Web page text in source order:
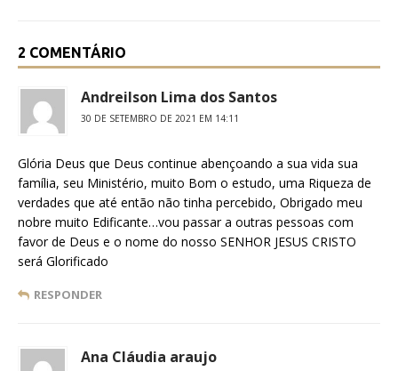
2 COMENTÁRIO
Andreilson Lima dos Santos
30 DE SETEMBRO DE 2021 EM 14:11
Glória Deus que Deus continue abençoando a sua vida sua
família, seu Ministério, muito Bom o estudo, uma Riqueza de
verdades que até então não tinha percebido, Obrigado meu
nobre muito Edificante…vou passar a outras pessoas com
favor de Deus e o nome do nosso SENHOR JESUS CRISTO
será Glorificado
RESPONDER
Ana Cláudia araujo